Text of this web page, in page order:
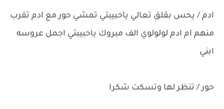
ادم / يحس بقلق تعالي ياحبيبتي تمشي حور مع ادم تقرب
منهم ام ادم لولولوي الف مبروك ياحبيبتي اجمل عروسه
ابني
حور / تنظر لها وتسكت شكرا